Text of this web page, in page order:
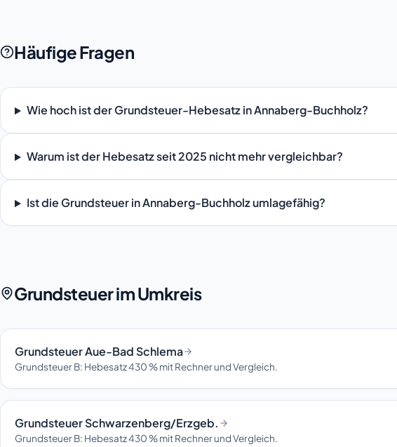
Häufige Fragen
Wie hoch ist der Grundsteuer-Hebesatz in Annaberg-Buchholz?
Warum ist der Hebesatz seit 2025 nicht mehr vergleichbar?
Ist die Grundsteuer in Annaberg-Buchholz umlagefähig?
Grundsteuer im Umkreis
Grundsteuer Aue-Bad Schlema
Grundsteuer B: Hebesatz 430 % mit Rechner und Vergleich.
Grundsteuer Schwarzenberg/Erzgeb.
Grundsteuer B: Hebesatz 430 % mit Rechner und Vergleich.